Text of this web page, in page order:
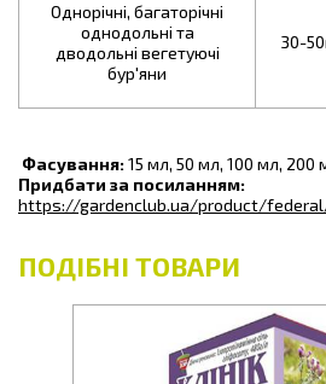
Однорічні, багаторічні
однодольні та
дводольні вегетуючі
бур'яни
30-
Фасування:15 мл, 50 мл, 100 мл, 200
Придбати за посиланням:
https://gardenclub.ua/product/
ПОДІБНІ ТОВАРИ